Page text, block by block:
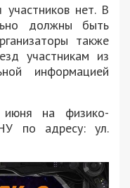
участников нет. В
должны быть
также
участникам из
информацией
июня на физико-
по адресу: ул.